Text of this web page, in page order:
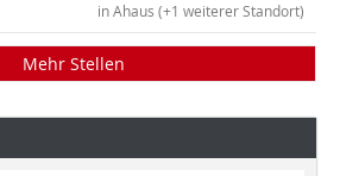
in Ahaus (+1 weiterer Standort)
Mehr Stellen